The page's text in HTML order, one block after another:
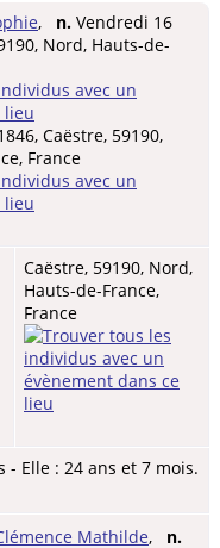
, n. Vendredi 16
Nord, Hauts-de-
Caëstre, 59190,
France
Caëstre, 59190, Nord,
Hauts-de-France,
France
- Elle : 24 ans et 7 mois.
Mathilde, n.